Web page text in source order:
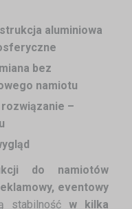
aluminiowa
bez
namiotu
–
do namiotów
eventowy
stabilność w kilka